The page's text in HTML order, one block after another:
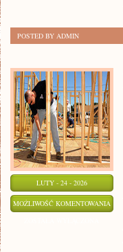
POSTED BY ADMIN
LUTY - 24 - 2026
MOŻLIWOŚĆ KOMENTOWANIA